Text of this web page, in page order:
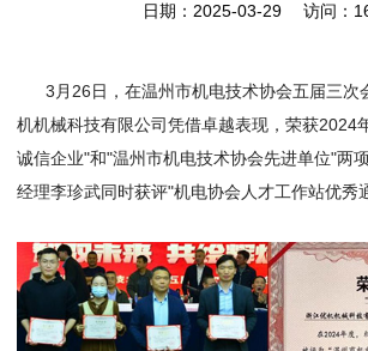
日期：2025-03-29 访问：
3月26日，在温州市机电技术协会五届三次
机机械科技有限公司凭借卓越表现，荣获2024
诚信企业"和"温州市机电技术协会先进单位"两
经理李珍武同时获评"机电协会人才工作站优秀